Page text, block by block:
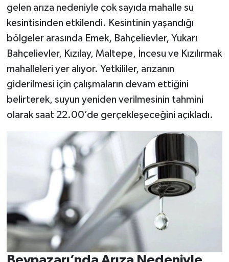
gelen arıza nedeniyle çok sayıda mahalle su
kesintisinden etkilendi. Kesintinin yaşandığı
bölgeler arasında Emek, Bahçelievler, Yukarı
Bahçelievler, Kızılay, Maltepe, İncesu ve Kızılırmak
mahalleleri yer alıyor. Yetkililer, arızanın
giderilmesi için çalışmaların devam ettiğini
belirterek, suyun yeniden verilmesinin tahmini
olarak saat 22.00’de gerçekleşeceğini açıkladı.